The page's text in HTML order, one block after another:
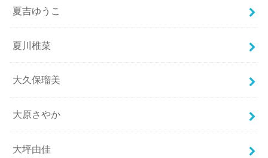
夏吉ゆうこ
夏川椎菜
大久保瑠美
大原さやか
大坪由佳